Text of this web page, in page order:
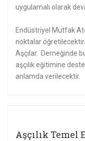
uygulamalı olarak
Endüstriyel Mutfak
noktalar
Aşçılar. Derneğinde
aşçılık eğitimine
anlamda verilecektir.
Aşçılık Temel